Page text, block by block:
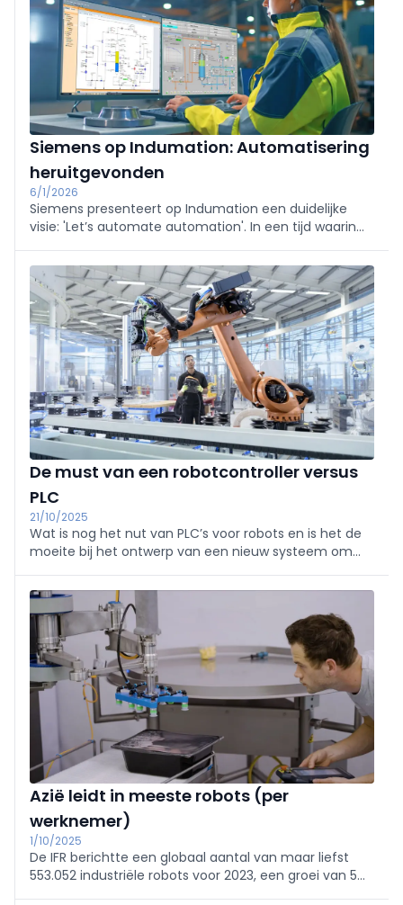
Siemens op Indumation: Automatisering
heruitgevonden
6/1/2026
Siemens presenteert op Indumation een duidelijke
visie: 'Let’s automate automation'. In een tijd waarin
digitale en duurzame transformatie bedrijven
veerkrachtig en competitief maakt.
De must van een robotcontroller versus
PLC
21/10/2025
Wat is nog het nut van PLC’s voor robots en is het de
moeite bij het ontwerp van een nieuw systeem om
toepassingen van PLC’s in robotica met de
robotcontroller.
Azië leidt in meeste robots (per
werknemer)
1/10/2025
De IFR berichtte een globaal aantal van maar liefst
553.052 industriële robots voor 2023, een groei van 5%